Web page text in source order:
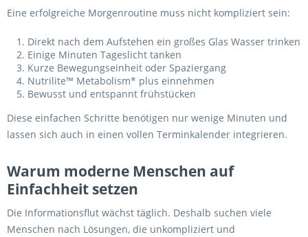
Eine erfolgreiche Morgenroutine muss nicht kompliziert sein:
Direkt nach dem Aufstehen ein großes Glas Wasser trinken
Einige Minuten Tageslicht tanken
Kurze Bewegungseinheit oder Spaziergang
Nutrilite™ Metabolism* plus einnehmen
Bewusst und entspannt frühstücken
Diese einfachen Schritte benötigen nur wenige Minuten und
lassen sich auch in einen vollen Terminkalender integrieren.
Warum moderne Menschen auf
Einfachheit setzen
Die Informationsflut wächst täglich. Deshalb suchen viele
Menschen nach Lösungen, die unkompliziert und